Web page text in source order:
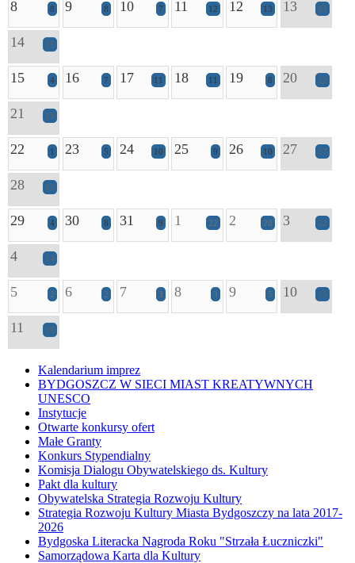
8 8 9 8 10 7 11 12 12 13 13 23
14 15
15 4 16 7 17 11 18 11 19 8 20 22
21 18
22 1 23 5 24 10 25 9 26 10 27 27
28 15
29 4 30 8 31 9 1 22 2 20 3 22
4 14
5 2 6 2 7 3 8 3 9 5 10 15
11 19
Kalendarium imprez
BYDGOSZCZ W SIECI MIAST KREATYWNYCH
UNESCO
Instytucje
Otwarte konkursy ofert
Małe Granty
Konkurs Stypendialny
Komisja Dialogu Obywatelskiego ds. Kultury
Pakt dla kultury
Obywatelska Strategia Rozwoju Kultury
Strategia Rozwoju Kultury Miasta Bydgoszczy na lata 2017-
2026
Bydgoska Literacka Nagroda Roku "Strzała Łuczniczki"
Samorządowa Karta dla Kultury